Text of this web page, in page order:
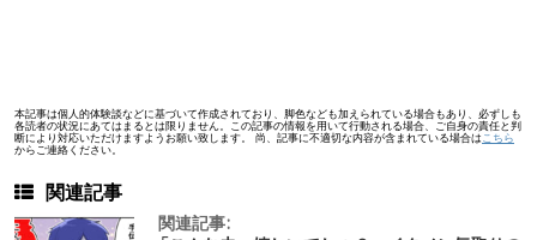
本記事は個人的体験談などに基づいて作成されており、脚色なども加えられている場合もあり、必ずしも
各読者の状況にあてはまるとは限りません。この記事の情報を用いて行動される場合、ご自身の責任と判
断により対応いただけますようお願い致します。 尚、記事に不適切な内容が含まれている場合は こちら
からご連絡ください。
関連記事
関連記事: